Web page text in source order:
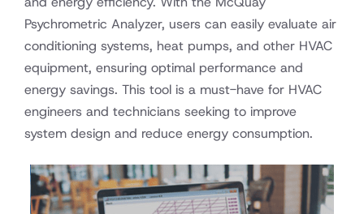
Psychrometric Analyzer, users can easily evaluate air
conditioning systems, heat pumps, and other HVAC
equipment, ensuring optimal performance and
energy savings. This tool is a must-have for HVAC
engineers and technicians seeking to improve
system design and reduce energy consumption.